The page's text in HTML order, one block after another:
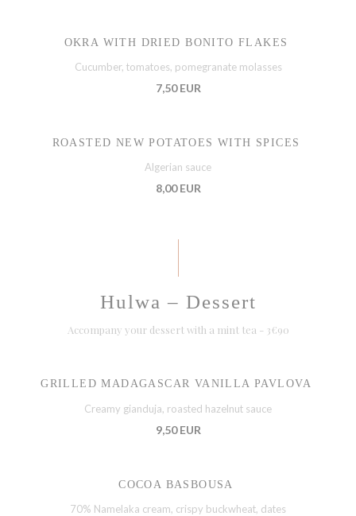
OKRA WITH DRIED BONITO FLAKES
Cucumber, tomatoes, pomegranate molasses
7,50 EUR
ROASTED NEW POTATOES WITH SPICES
Algerian sauce
8,00 EUR
Hulwa – Dessert
Accompany your dessert with a mint tea - 3€90
GRILLED MADAGASCAR VANILLA PAVLOVA
Creamy gianduja, roasted hazelnut sauce
9,50 EUR
COCOA BASBOUSA
70% Namelaka cream, crispy buckwheat, dates